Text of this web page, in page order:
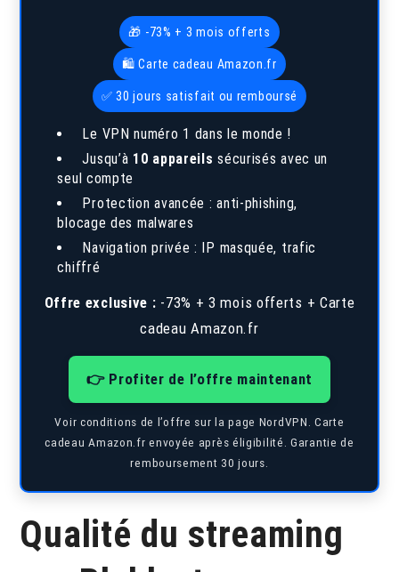
🎁 -73% + 3 mois offerts
🛍️ Carte cadeau Amazon.fr
✅ 30 jours satisfait ou remboursé
Le VPN numéro 1 dans le monde !
Jusqu’à 10 appareils sécurisés avec un
seul compte
Protection avancée : anti-phishing,
blocage des malwares
Navigation privée : IP masquée, trafic
chiffré
Offre exclusive : -73% + 3 mois offerts + Carte
cadeau Amazon.fr
👉 Profiter de l’offre maintenant
Voir conditions de l’offre sur la page NordVPN. Carte
cadeau Amazon.fr envoyée après éligibilité. Garantie de
remboursement 30 jours.
Qualité du streaming